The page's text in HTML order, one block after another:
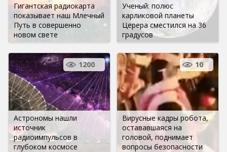
Гигантская радиокарта
показывает наш Млечный
Путь в совершенно
новом свете
Ученый: полюс
карликовой планеты
Церера сместился на 36
градусов
Астрономы нашли
источник
радиоимпульсов в
глубоком космосе
1200
Вирусные кадры робота,
остававшаяся на
головой, поднимает
вопросы безопасности
10